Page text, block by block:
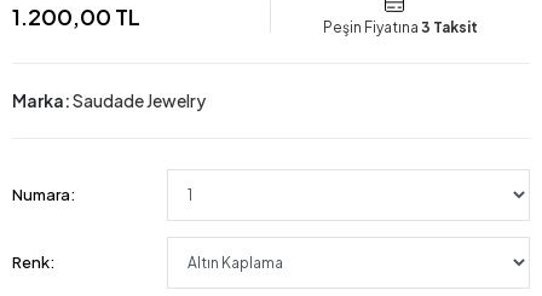
1.200,00 TL Peşin Fiyatına 3 Taksit
Marka:Saudade Jewelry
Numara:
Renk: